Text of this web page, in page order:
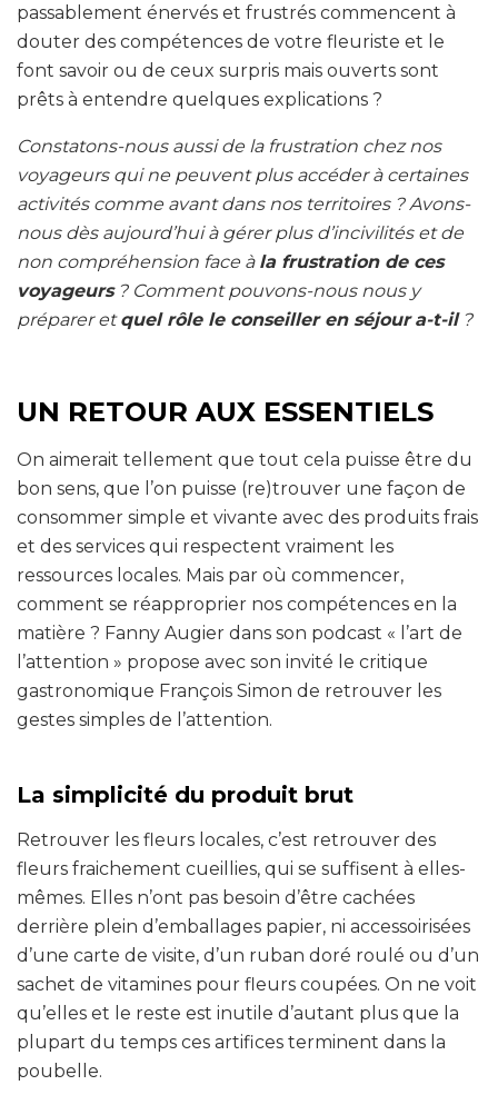
passablement énervés et frustrés commencent à
douter des compétences de votre fleuriste et le
font savoir ou de ceux surpris mais ouverts sont
prêts à entendre quelques explications ?
Constatons-nous aussi de la frustration chez nos
voyageurs qui ne peuvent plus accéder à certaines
activités comme avant dans nos territoires ? Avons-
nous dès aujourd’hui à gérer plus d’incivilités et de
non compréhension face à la frustration de ces
voyageurs? Comment pouvons-nous nous y
préparer etquel rôle le conseiller en séjour a-t-il?
UN RETOUR AUX ESSENTIELS
On aimerait tellement que tout cela puisse être du
bon sens, que l’on puisse (re)trouver une façon de
consommer simple et vivante avec des produits frais
et des services qui respectent vraiment les
ressources locales. Mais par où commencer,
comment se réapproprier nos compétences en la
matière ? Fanny Augier dans son podcast « l’art de
l’attention » propose avec son invité le critique
gastronomique François Simon de retrouver les
gestes simples de l’attention.
La simplicité du produit brut
Retrouver les fleurs locales, c’est retrouver des
fleurs fraichement cueillies, qui se suffisent à elles-
mêmes. Elles n’ont pas besoin d’être cachées
derrière plein d’emballages papier, ni accessoirisées
d’une carte de visite, d’un ruban doré roulé ou d’un
sachet de vitamines pour fleurs coupées. On ne voit
qu’elles et le reste est inutile d’autant plus que la
plupart du temps ces artifices terminent dans la
poubelle.